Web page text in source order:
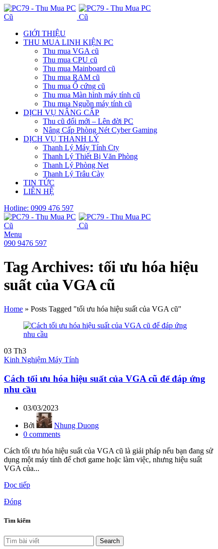
GIỚI THIỆU
THU MUA LINH KIỆN PC
Thu mua VGA cũ
Thu mua CPU cũ
Thu mua Mainboard cũ
Thu mua RAM cũ
Thu mua Ổ cứng cũ
Thu mua Màn hình máy tính cũ
Thu mua Nguồn máy tính cũ
DỊCH VỤ NÂNG CẤP
Thu cũ đổi mới – Lên đời PC
Nâng Cấp Phòng Nét Cyber Gaming
DỊCH VỤ THANH LÝ
Thanh Lý Máy Tính Cty
Thanh Lý Thiết Bị Văn Phòng
Thanh Lý Phòng Net
Thanh Lý Trâu Cày
TIN TỨC
LIÊN HỆ
Hotline: 0909 476 597
Menu
090 9476 597
Tag Archives: tối ưu hóa hiệu
suất của VGA cũ
Home » Posts Tagged "tối ưu hóa hiệu suất của VGA cũ"
03 Th3
Kinh Nghiệm Máy Tính
Cách tối ưu hóa hiệu suất của VGA cũ để đáp ứng
nhu cầu
03/03/2023
Bởi
Nhung Duong
0 comments
Cách tối ưu hóa hiệu suất của VGA cũ là giải pháp nếu bạn đang sử
dụng một máy tính để chơi game hoặc làm việc, nhưng hiệu suất
VGA của...
Đọc tiếp
Đóng
Tìm kiếm
Search